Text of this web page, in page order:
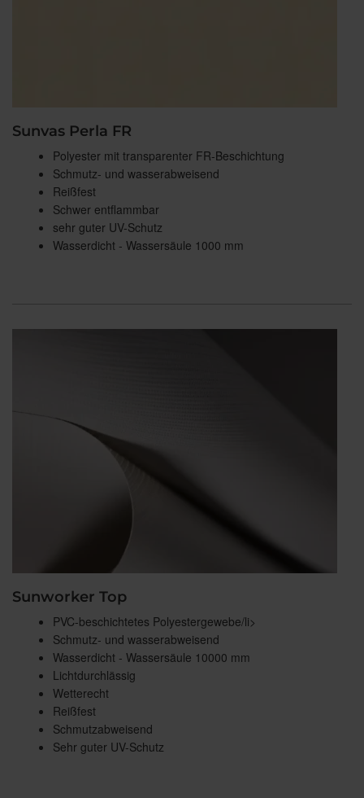
Sunvas Perla FR
Polyester mit transparenter FR-Beschichtung
Schmutz- und wasserabweisend
Reißfest
Schwer entflammbar
sehr guter UV-Schutz
Wasserdicht - Wassersäule 1000 mm
Sunworker Top
PVC-beschichtetes Polyestergewebe/li>
Schmutz- und wasserabweisend
Wasserdicht - Wassersäule 10000 mm
Lichtdurchlässig
Wetterecht
Reißfest
Schmutzabweisend
Sehr guter UV-Schutz